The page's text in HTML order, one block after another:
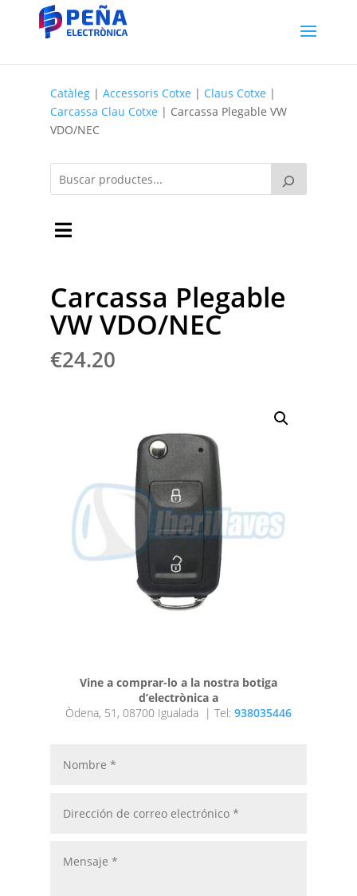
Catàleg| Accessoris Cotxe | Claus Cotxe |
Carcassa Clau Cotxe | Carcassa Plegable VW
VDO/NEC
Carcassa Plegable
VW VDO/NEC
€24.20
Vine a comprar-lo a la nostra botiga
d’electrònica a
Òdena, 51, 08700 Igualada | Tel: 938035446